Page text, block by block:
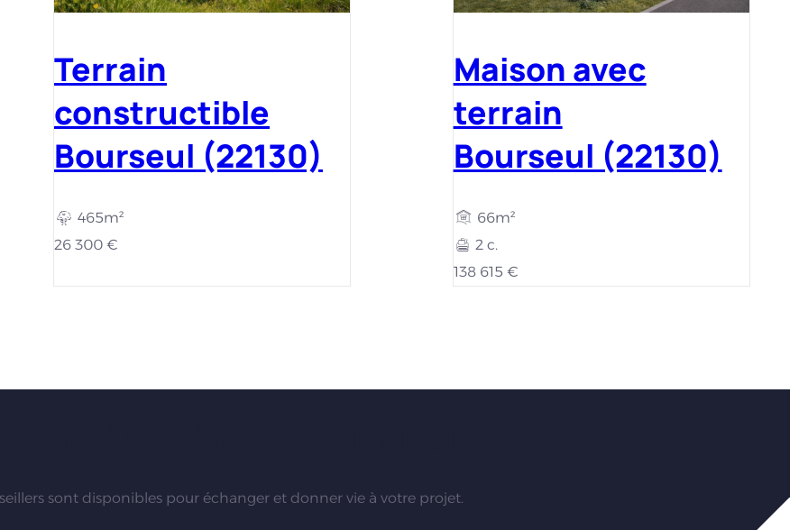
Terrain
constructible
Bourseul (22130)
465m²
26 300 €
Maison avec
terrain
Bourseul (22130)
66m²
2 c.
138 615 €
sont disponibles pour échanger et donner vie à votre projet.